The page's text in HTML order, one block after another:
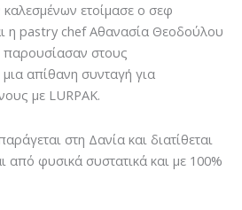
ετοίμασε ο σεφ
η pastry chef Αθανασία Θεοδούλου
παρουσίασαν στους
απίθανη συνταγή για
με LURPAK.
στη Δανία και διατίθεται
από φυσικά συστατικά και με 100%